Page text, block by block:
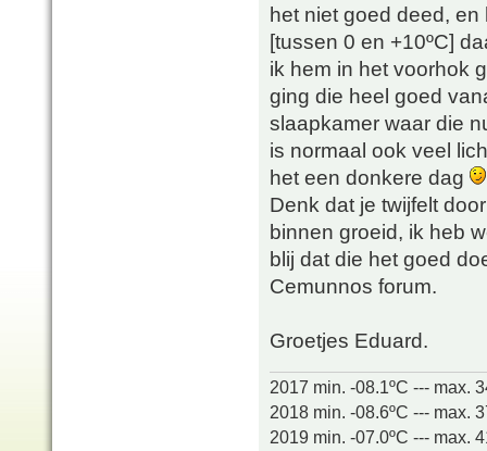
het niet goed deed,
[tussen 0 en +10ºC]
ik hem in het voorhok
ging die heel goed
slaapkamer waar die
is normaal ook veel
het een donkere dag
Denk dat je twijfelt
binnen groeid, ik heb
blij dat die het goed
Cemunnos forum.
Groetjes Eduard.
2017 min. -08.1ºC --- max.
2018 min. -08.6ºC --- max.
2019 min. -07.0ºC --- max.